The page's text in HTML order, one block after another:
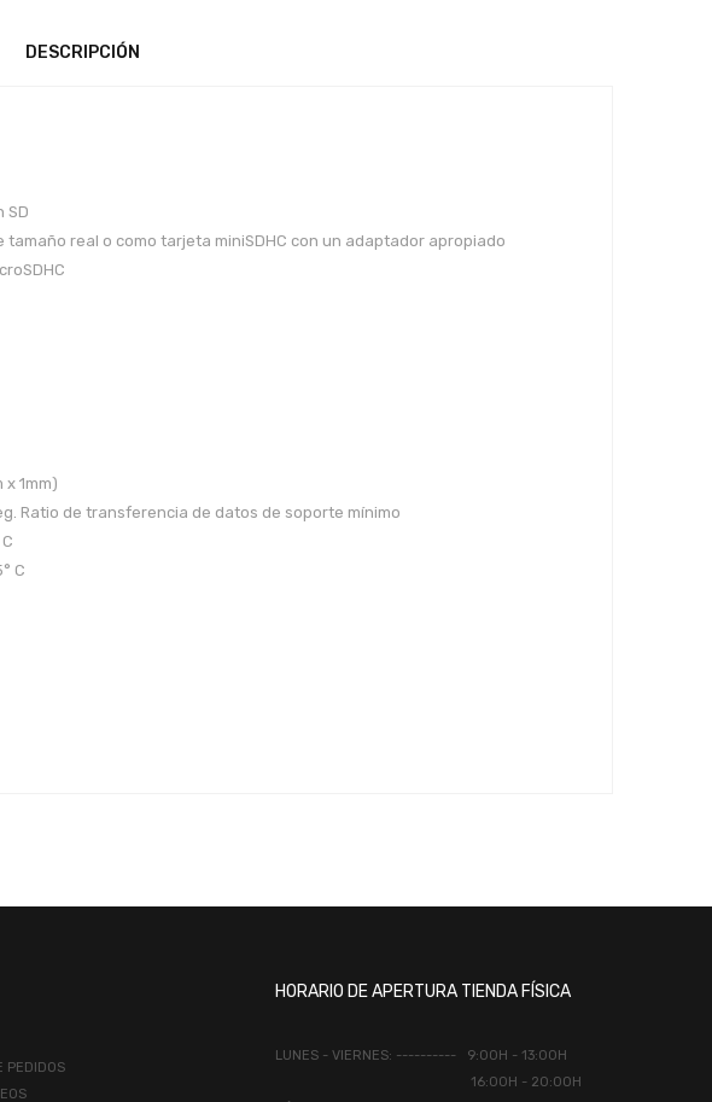
DESCRIPCIÓN
SD
real o como tarjeta miniSDHC con un adaptador apropiado
x 1mm)
Ratio de transferencia de datos de soporte mínimo
C
PEDIDOS
HORARIO DE APERTURA TIENDA FÍSICA
LUNES - VIERNES: ---------- 9:00H - 13:00H
16:00H - 20:00H